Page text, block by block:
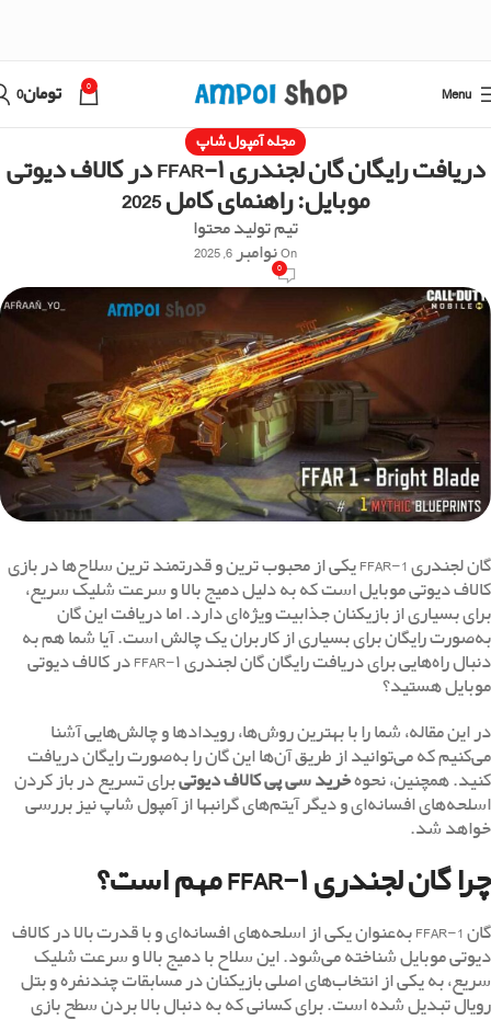
Menu
0 تومان0
مجله آمپول شاپ
دریافت رایگان گان لجندری FFAR-۱ در کالاف دیوتی
موبایل: راهنمای کامل 2025
تیم تولید محتوا
On نوامبر 6, 2025
0
گان لجندری FFAR-1 یکی از محبوب ‌ترین و قدرتمند ترین سلاح‌ها در بازی
کالاف دیوتی موبایل است که به دلیل دمیج بالا و سرعت شلیک سریع،
برای بسیاری از بازیکنان جذابیت ویژه‌ای دارد. اما دریافت این گان
به‌صورت رایگان برای بسیاری از کاربران یک چالش است. آیا شما هم به
دنبال راه‌هایی برای دریافت رایگان گان لجندری FFAR-۱ در کالاف دیوتی
موبایل هستید؟
در این مقاله، شما را با بهترین روش‌ها، رویدادها و چالش‌هایی آشنا
می‌کنیم که می‌توانید از طریق آن‌ها این گان را به‌صورت رایگان دریافت
کنید. همچنین، نحوهخرید سی پی کالاف دیوتیبرای تسریع در باز کردن
اسلحه‌های افسانه‌ای و دیگر آیتم‌های گرانبها از آمپول شاپ نیز بررسی
خواهد شد.
چرا گان لجندری FFAR-۱ مهم است؟
گان FFAR-1 به‌عنوان یکی از اسلحه‌های افسانه‌ای و با قدرت بالا در کالاف
دیوتی موبایل شناخته می‌شود. این سلاح با دمیج بالا و سرعت شلیک
سریع، به یکی از انتخاب‌های اصلی بازیکنان در مسابقات چندنفره و بتل
رویال تبدیل شده است. برای کسانی که به دنبال بالا بردن سطح بازی